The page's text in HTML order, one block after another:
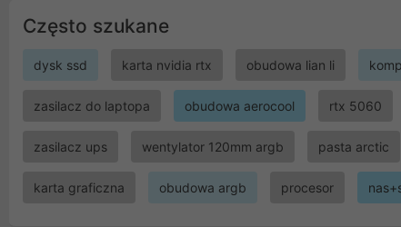
Często szukane
dysk ssd karta nvidia rtx obudowa lian li
zasilacz do laptopa obudowa aerocool rtx 5060
zasilacz ups wentylator 120mm argb pasta arctic
karta graficzna obudowa argb procesor